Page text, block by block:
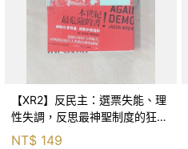
【XR2】反民主：選票失能、理
性失調，反思最神聖制度的狂亂
NT$ 149